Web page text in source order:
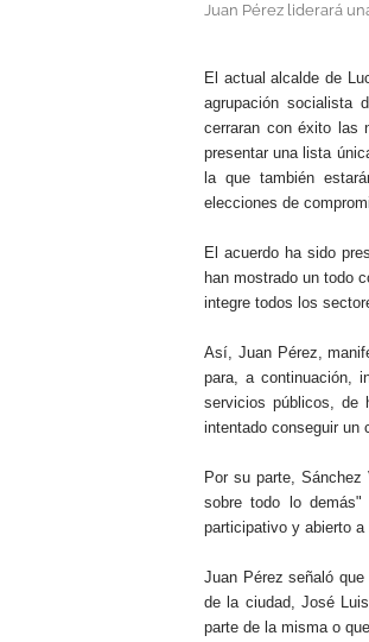
Juan Pérez liderará
El actual alcalde de
agrupación socialista
cerraran con éxito las
presentar una lista
la que también
elecciones de
El acuerdo ha sido
han mostrado un todo
integre todos los
Así, Juan Pérez,
para, a continuación,
servicios públicos, de
intentado conseguir un
Por su parte,
sobre todo lo
participativo y abierto
Juan Pérez señaló
de la ciudad, José
parte de la misma o